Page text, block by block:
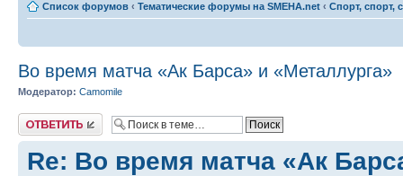
Список форумов ‹ Тематические форумы на SMEHA.net ‹ Спорт, спорт,
Во время матча «Ак Барса» и «Металлурга»
Модератор: Camomile
Ответить
Re: Во время матча «Ак